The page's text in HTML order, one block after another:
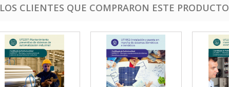
LOS CLIENTES QUE COMPRARON ESTE